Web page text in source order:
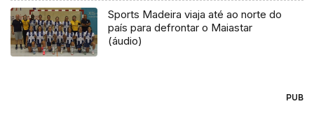
Sports Madeira viaja até ao norte do
país para defrontar o Maiastar
(áudio)
PUB